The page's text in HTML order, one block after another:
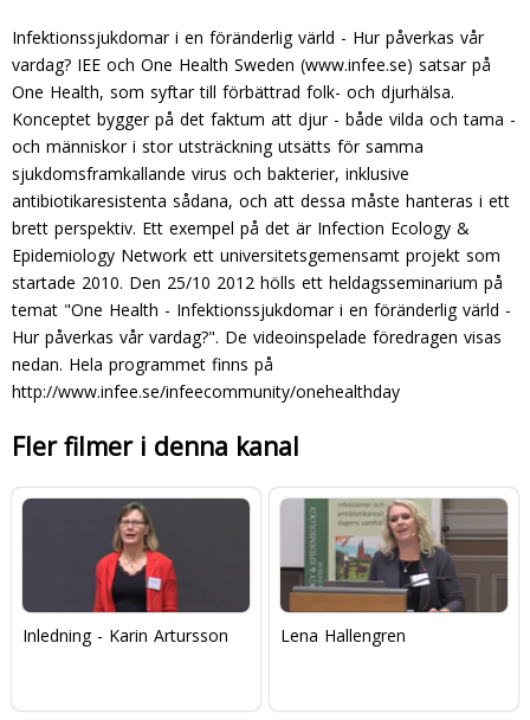
Infektionssjukdomar i en föränderlig värld - Hur påverkas vår
vardag? IEE och One Health Sweden (www.infee.se) satsar på
One Health, som syftar till förbättrad folk- och djurhälsa.
Konceptet bygger på det faktum att djur - både vilda och tama -
och människor i stor utsträckning utsätts för samma
sjukdomsframkallande virus och bakterier, inklusive
antibiotikaresistenta sådana, och att dessa måste hanteras i ett
brett perspektiv. Ett exempel på det är Infection Ecology &
Epidemiology Network ett universitetsgemensamt projekt som
startade 2010. Den 25/10 2012 hölls ett heldagsseminarium på
temat "One Health - Infektionssjukdomar i en föränderlig värld -
Hur påverkas vår vardag?". De videoinspelade föredragen visas
nedan. Hela programmet finns på
http://www.infee.se/infeecommunity/onehealthday
Fler filmer i denna kanal
Inledning - Karin Artursson Lena Hallengren